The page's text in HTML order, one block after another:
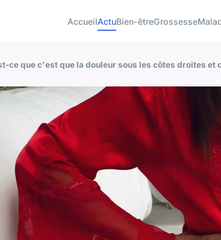
AccueilActuBien-êtreGrossesse
ce que c'est que la douleur sous les côtes droites et